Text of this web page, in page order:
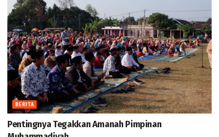
BERITA
Pentingnya Tegakkan Amanah Pimpinan